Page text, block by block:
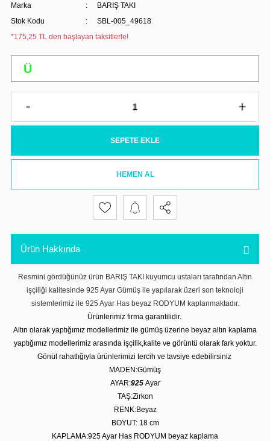
Marka
BARIŞ TAKI
Stok Kodu
SBL-005_49618
*175,25 TL den başlayan taksitlerle!
SEPETE EKLE
HEMEN AL
Ürün Hakkında
Resmini gördüğünüz ürün BARIŞ TAKI kuyumcu ustaları tarafından Altın
işçiliği kalitesinde 925 Ayar Gümüş ile yapılarak üzeri son teknoloji
sistemlerimiz ile 925 Ayar Has beyaz RODYUM kaplanmaktadır.
Ürünlerimiz firma garantilidir.
Altın olarak yaptığımız modellerimiz ile gümüş üzerine beyaz altın kaplama
yaptığımız modellerimiz arasında işçilik,kalite ve görüntü olarak fark yoktur.
Gönül rahatlığıyla ürünlerimizi tercih ve tavsiye edebilirsiniz
MADEN:Gümüş
AYAR:925 Ayar
TAŞ:Zirkon
RENK:Beyaz
BOYUT: 18 cm
KAPLAMA:925 Ayar Has RODYUM beyaz kaplama